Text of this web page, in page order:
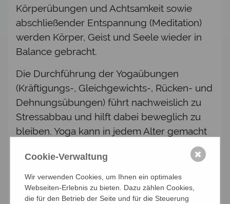
Körperübungen und Achtsamkeit sowie
abschließender Entspannung (Meditation)
werden Körper, Geist und Seele wieder in
Balance gebracht.
Die Durchführung der Yogaübungen
(Kräftigungs-, Gleichgewichts-, Rücken- und
Dehnungsübungen) führt nachweislich zu
Stressabbau und hilft dabei beweglich zu
bleiben. Yoga kann in jedem Alter gemacht
werden, auch von Menschen ab 50+. Keine
Vorkenntnisse erforderlich, perfekt für
Anfänger, aber auch für Interessierte mit
Vorkenntnissen.
Cookie-Verwaltung
Wir verwenden Cookies, um Ihnen ein optimales
Webseiten-Erlebnis zu bieten. Dazu zählen Cookies,
die für den Betrieb der Seite und für die Steuerung
✖